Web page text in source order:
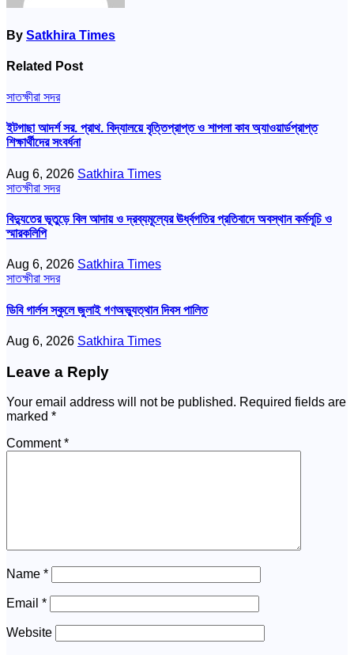
By Satkhira Times
Related Post
সাতক্ষীরা সদর
ইটগাছা আদর্শ সর. প্রাথ. বিদ্যালয়ে বৃত্তিপ্রাপ্ত ও শাপলা কাব অ্যাওয়ার্ডপ্রাপ্ত
শিক্ষার্থীদের সংবর্ধনা
Aug 6, 2026 Satkhira Times
সাতক্ষীরা সদর
বিদ্যুতের ভূতুড়ে বিল আদায় ও দ্রব্যমূল্যের ঊর্ধ্বগতির প্রতিবাদে অবস্থান কর্মসূচি ও
স্মারকলিপি
Aug 6, 2026 Satkhira Times
সাতক্ষীরা সদর
ডিবি গার্লস স্কুলে জুলাই গণঅভ্যুত্থান দিবস পালিত
Aug 6, 2026 Satkhira Times
Leave a Reply
Your email address will not be published. Required fields are
marked *
Comment*
Name *
Email *
Website